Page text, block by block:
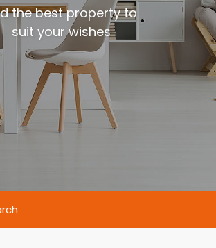
the best property to
suit your wishes